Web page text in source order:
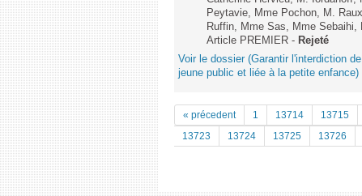
Peytavie, Mme Pochon, M.
Ruffin, Mme Sas, Mme
Article PREMIER - Rejeté
Voir le dossier (Garantir l'interdiction
jeune public et liée à la petite enfance)
« précedent 1 13714 13715
13723
13724 13725 13726